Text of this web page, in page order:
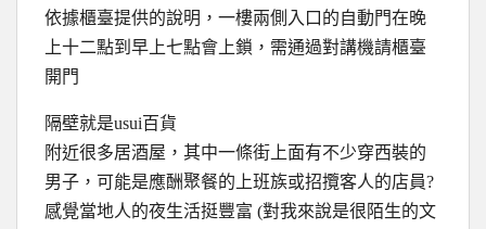
依據櫃臺提供的說明，一樓兩側入口的自動門在晚
上十二點到早上七點會上鎖，需通過對講機請櫃臺
開門
隔壁就是usui百貨
附近很多居酒屋，其中一條街上面有不少穿西裝的
男子，可能是應酬聚餐的上班族或招攬客人的店員?
感覺當地人的夜生活挺豐富 (對我來說是很陌生的文